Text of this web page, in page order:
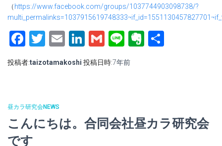
（https://www.facebook.com/groups/1037744903098738/?
Facebook
Twitter
EmailLinkedIn
Gmail
LineEvernote
投稿者:taizotamakoshi 投稿日時:7年前
昼カラ研究会NEWS
こんにちは。合同会社昼カラ研究会
です